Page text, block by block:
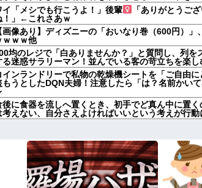
イ「メシでも行こうよ！」後輩
「ありがとうご
！」←これさあｗ
画像あり】ディズニーの「おいなり巻（600円）」
ｗｗｗ他
均のレジで「白ありませんか？」と質問し、列を
る迷惑サラリーマン！並んでいる客の苛立ちを楽
インランドリーで私物の乾燥機シートを「ご自由
もうとしたDQN夫婦！注意したら「は？名前かい
後に食器を流しへ置くとき、初手でど真ん中に置く
考えない、自分さえよければいいという考えが行動
人工障がい者】甥(28)「両親が亡くなったんで僕の
すけど！」なんでいい年したヒキニートを引き取ら
甘やかされるとこうなるか…
が兄一家にお米を送ってる。それを兄嫁がご近所
んいる？」甥「お米の配達に行ってる」私「？配達